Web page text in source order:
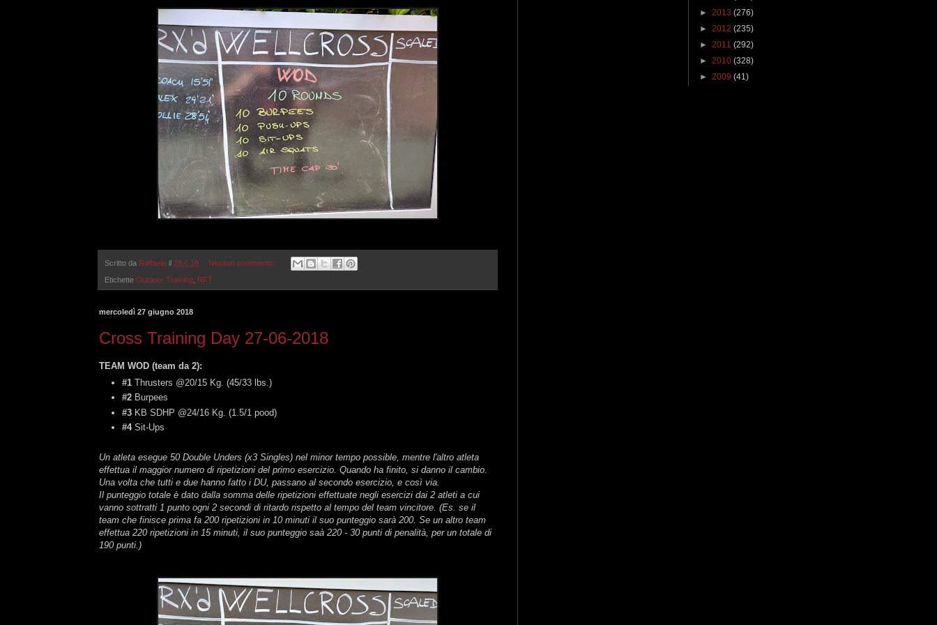
Scritto da Raffaele il 28.6.18 Nessun commento:
Etichette Outdoor Training, RFT
mercoledì 27 giugno 2018
Cross Training Day 27-06-2018
TEAM WOD (team da 2):
#1 Thrusters @20/15 Kg. (45/33 lbs.)
#2 Burpees
#3 KB SDHP @24/16 Kg. (1.5/1 pood)
#4Sit-Ups
Un atleta esegue 50 Double Unders (x3 Singles) nel minor tempo possible, mentre l'altro atleta
effettua il maggior numero di ripetizioni del primo esercizio. Quando ha finito, si danno il cambio.
Una volta che tutti e due hanno fatto i DU, passano al secondo esercizio, e così via.
Il punteggio totale è dato dalla somma delle ripetizioni effettuate negli esercizi dai 2 atleti a cui
vanno sottratti 1 punto ogni 2 secondi di ritardo rispetto al tempo del team vincitore. (Es. se il
team che finisce prima fa 200 ripetizioni in 10 minuti il suo punteggio sarà 200. Se un altro team
effettua 220 ripetizioni in 15 minuti, il suo punteggio saà 220 - 30 punti di penalità, per un totale di
190 punti.)
► 2013 (276)
► 2012 (235)
► 2011 (292)
► 2010 (328)
► 2009 (41)